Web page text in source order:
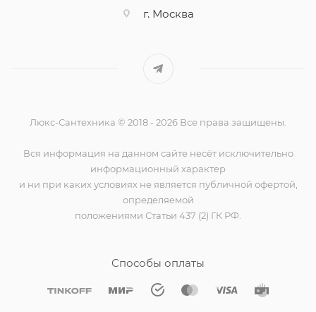
г. Москва
Люкс-Сантехника © 2018 - 2026 Все права защищены.
Вся информация на данном сайте несёт исключительно
информационный характер
и ни при каких условиях не является публичной офертой,
определяемой
положениями Статьи 437 (2) ГК РФ.
Способы оплаты